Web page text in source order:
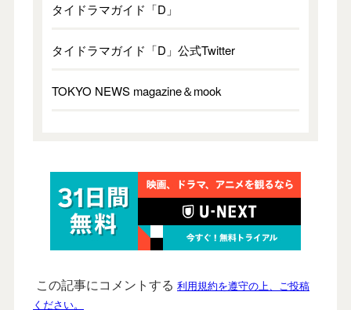
タイドラマガイド「D」
タイドラマガイド「D」公式Twitter
TOKYO NEWS magazine＆mook